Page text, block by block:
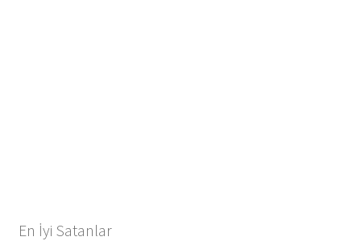
En İyi Satanlar